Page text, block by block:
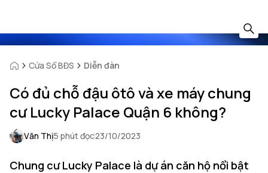
Cửa Sổ BĐS Diễn đàn
Có đủ chỗ đậu ôtô và xe máy chung
cư Lucky Palace Quận 6 không?
Văn Thị5 phút đọc23/10/2023
Chung cư Lucky Palace là dự án căn hộ nổi bật